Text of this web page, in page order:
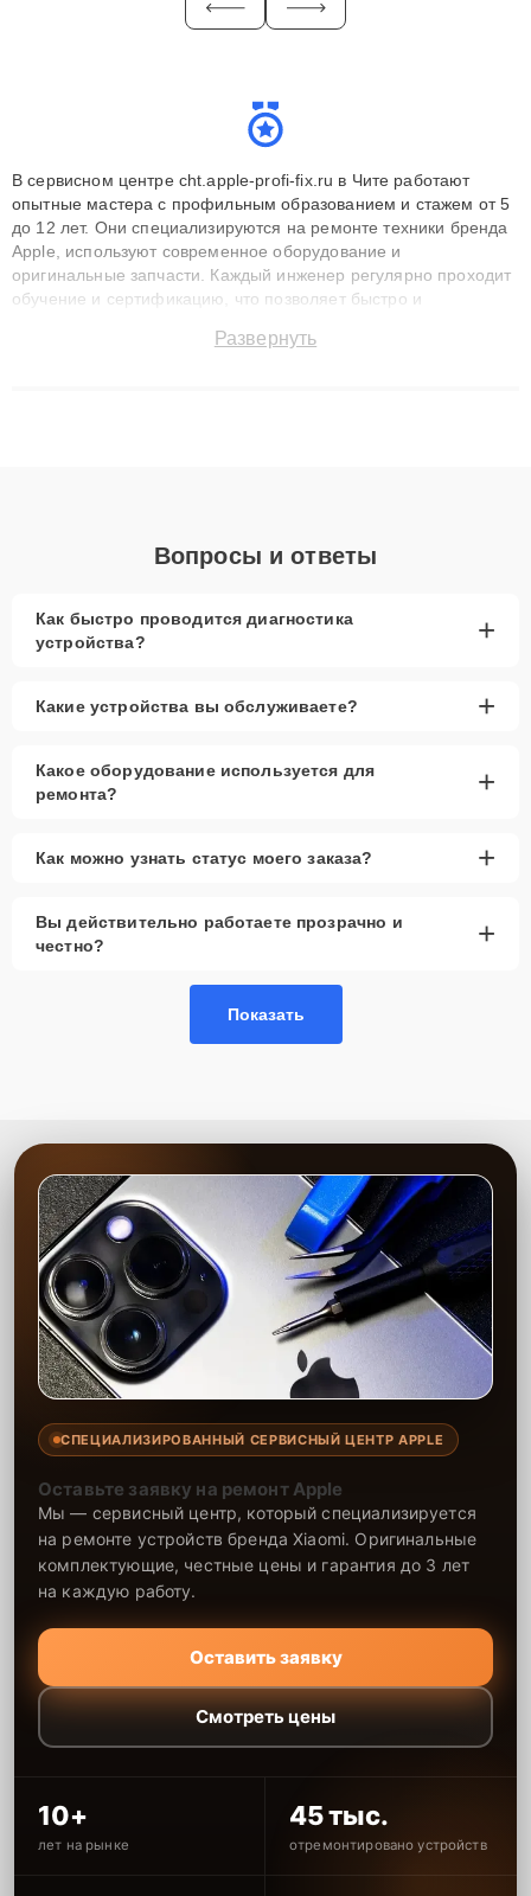
В сервисном центре cht.apple-profi-fix.ru в Чите работают
опытные мастера с профильным образованием и стажем от 5
до 12 лет. Они специализируются на ремонте техники бренда
Apple, используют современное оборудование и
оригинальные запчасти. Каждый инженер регулярно проходит
обучение и сертификацию, что позволяет быстро и
сохранением гарантии до 3 лет. Наши мастера решают
Развернуть
Вопросы и ответы
Как быстро проводится диагностика
устройства?
+
Какие устройства вы обслуживаете? +
Какое оборудование используется для
ремонта?
+
Как можно узнать статус моего заказа? +
Вы действительно работаете прозрачно и
честно?
+
Показать
СПЕЦИАЛИЗИРОВАННЫЙ СЕРВИСНЫЙ ЦЕНТР APPLE
Оставьте заявку на ремонт Apple
Мы — сервисный центр, который специализируется
на ремонте устройств бренда Xiaomi. Оригинальные
комплектующие, честные цены и гарантия до 3 лет
на каждую работу.
Оставить заявку
Смотреть цены
10+
лет на рынке
45 тыс.
отремонтировано устройств